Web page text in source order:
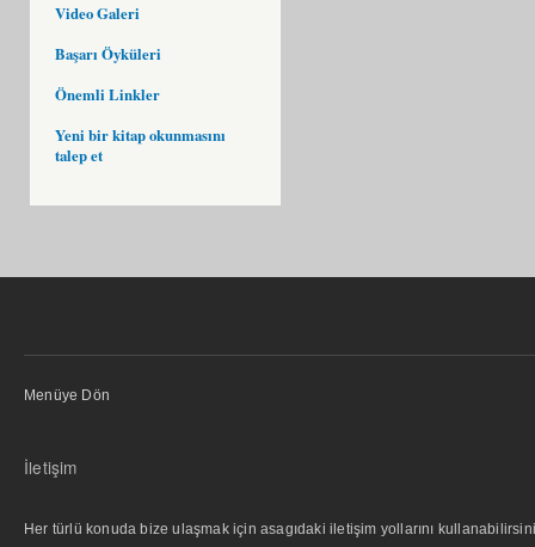
Video Galeri
Başarı Öyküleri
Önemli Linkler
Yeni bir kitap okunmasını
talep et
Menüye Dön
İletişim
Her türlü konuda bize ulaşmak için asagıdaki iletişim yollarını